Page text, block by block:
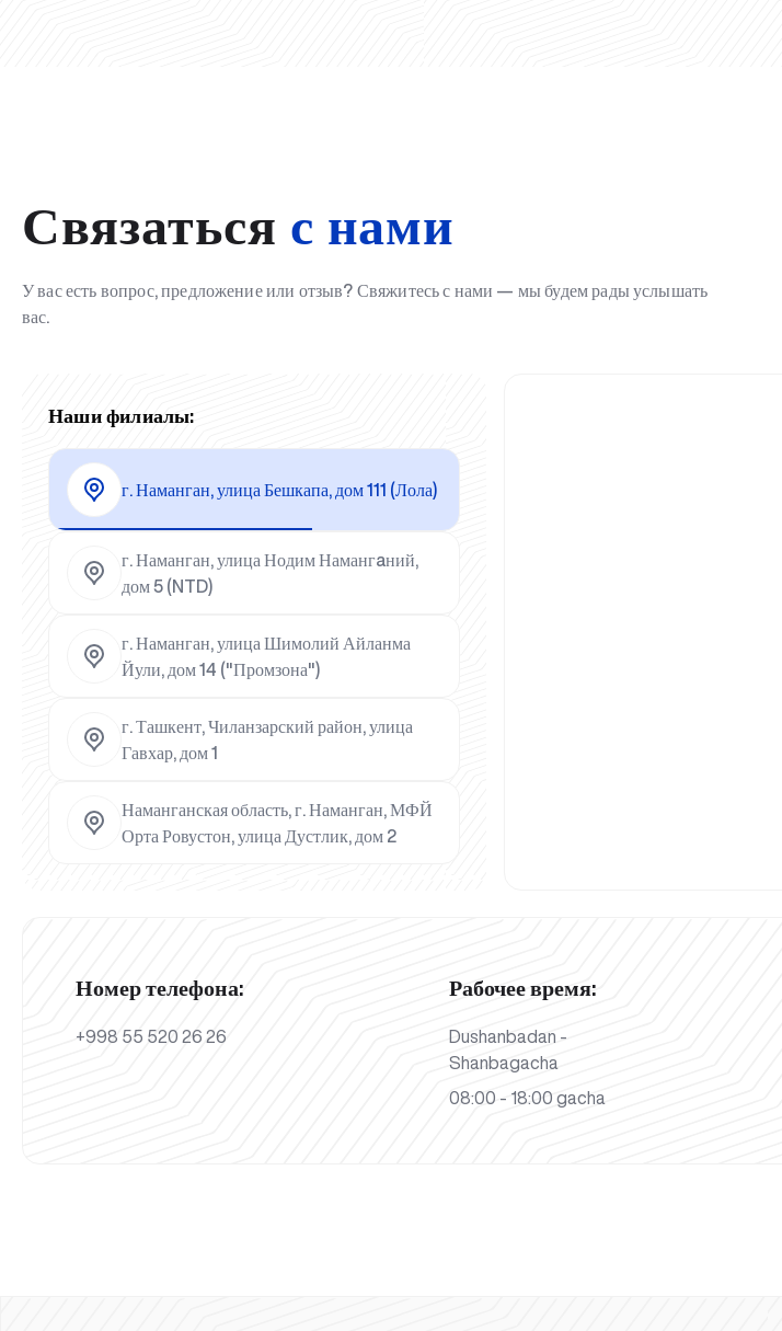
Связаться с нами
У вас есть вопрос, предложение или отзыв? Свяжитесь с нами — мы будем рады услышать
вас.
Наши филиалы:
г. Наманган, улица Бешкапа, дом 111 (Лола)
г. Наманган, улица Нодим Намангaний,
дом 5 (NTD)
г. Наманган, улица Шимолий Айланма
Йули, дом 14 ("Промзона")
г. Ташкент, Чиланзарский район, улица
Гавхар, дом 1
Наманганская область, г. Наманган, МФЙ
Орта Ровустон, улица Дустлик, дом 2
Номер телефона:
+998 55 520 26 26
Рабочее время:
Dushanbadan -
Shanbagacha
08:00 - 18:00 gacha